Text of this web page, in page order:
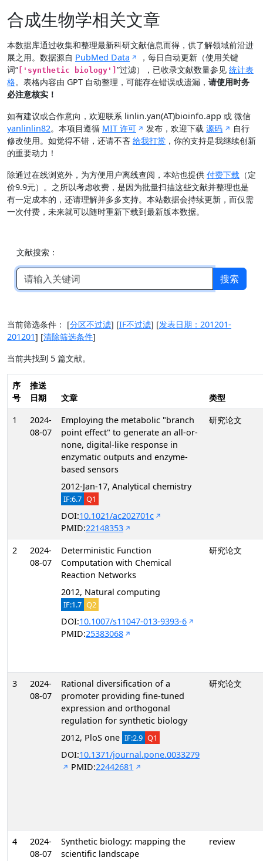
合成生物学相关文章
本数据库通过收集和整理最新科研文献信息而得，供了解领域前沿进
展之用。数据源自 PubMed Data
，每日自动更新（使用关键
词“ ['synthetic biology'] ”过滤），已收录文献数量参见 统计表
格。表格内容由 GPT 自动整理，可能存在错误或遗漏， 请使用时务
必注意核实！
如有建议或合作意向，欢迎联系 linlin.yan(AT)bioinfo.app 或 微信
yanlinlin82。本项目遵循 MIT 许可 发布，欢迎下载源码
自行
修改使用。如觉得不错，还请不吝 给我打赏 ，你的支持是我继续创新
的重要动力！
除通过在线浏览外，为方便用户离线查阅，本站也提供 付费下载 （定
价9.9元）。之所以考虑收费，是因为批量扫描这些文献并整理也是
有一定成本的，还请理解并多多支持。本站数据会持续更新，而仅需
一次付费，未来就可以随时重新下载到最新版本数据。
文献搜索：
搜索
当前筛选条件： [分区不过滤] [IF不过滤] [发表日期：201201-
201201] [清除筛选条件]
当前共找到 5 篇文献。
序
号
推送
日期
文章
类型
1
2024-
08-07
Employing the metabolic "branch
point effect" to generate an all-or-
none, digital-like response in
enzymatic outputs and enzyme-
based sensors
2012-Jan-17, Analytical chemistry
IF:6.7 Q1
DOI:10.1021/ac202701c
PMID:22148353
研究论文
2
2024-
08-07
Deterministic Function
Computation with Chemical
Reaction Networks
2012, Natural computing
IF:1.7 Q2
DOI:10.1007/s11047-013-9393-6
PMID:25383068
研究论文
3
2024-
08-07
Rational diversification of a
promoter providing fine-tuned
expression and orthogonal
regulation for synthetic biology
2012, PloS one IF:2.9 Q1
DOI:10.1371/journal.pone.0033279
PMID:22442681
研究论文
4
2024-
08-07
Synthetic biology: mapping the
scientific landscape
review